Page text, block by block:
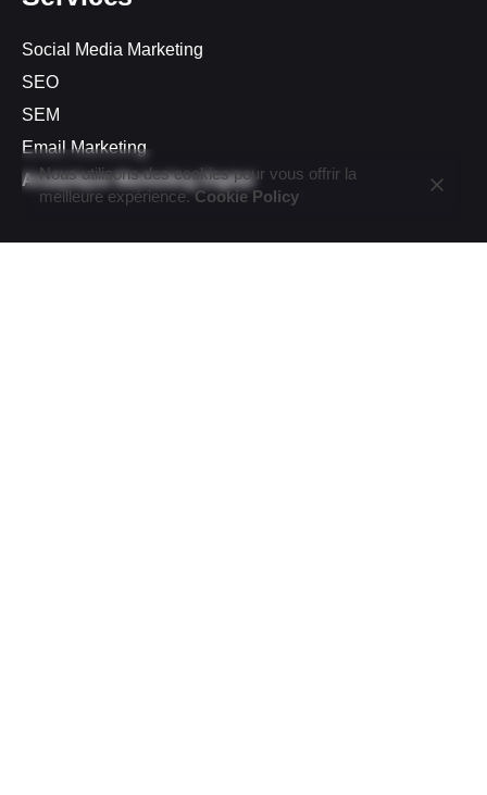
Social Media Marketing
SEO
SEM
Email Marketing
Analytique Marketing Digital
Nous utilisons des cookies pour vous offrir la
meilleure expérience.Cookie Policy